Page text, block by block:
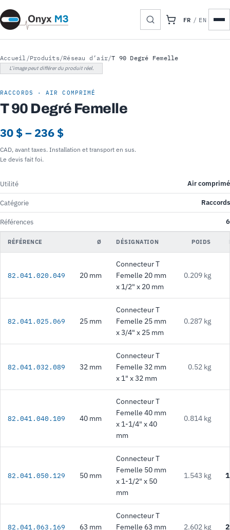
FR / EN
Accueil /Produits/Réseau d’air/T 90 Degré Femelle
L’image peut différer du produit réel.
RACCORDS · AIR COMPRIMÉ
T 90 Degré Femelle
30 $ – 236 $
CAD, avant taxes. Installation et transport en sus.
Le devis fait foi.
Utilité Air comprimé
Catégorie Raccords
Références 6
RÉFÉRENCE Ø DÉSIGNATION POIDS
82.041.020.049 20 mm
Connecteur T
Femelle 20 mm
x 1/2" x 20 mm
0.209 kg
82.041.025.069 25 mm
Connecteur T
Femelle 25 mm
x 3/4" x 25 mm
0.287 kg
82.041.032.089 32 mm
Connecteur T
Femelle 32 mm
x 1" x 32 mm
0.52 kg
82.041.040.109 40 mm
Connecteur T
Femelle 40 mm
x 1-1/4" x 40
mm
0.814 kg
82.041.050.129 50 mm
Connecteur T
Femelle 50 mm
x 1-1/2" x 50
mm
1.543 kg
82.041.063.169 63 mm
Connecteur T
Femelle 63 mm
2.602 kg